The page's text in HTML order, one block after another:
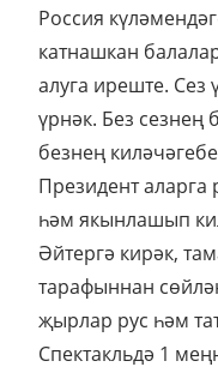
Россия
катнашкан
алуга иреште. Сез
үрнәк. Без сезнең
безнең
Президент аларга
һәм якынлашып
Әйтергә кирәк,
тарафыннан
җырлар рус һәм
Спектакльдә 1